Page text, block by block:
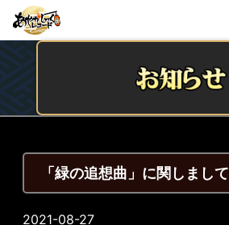
「緑の追想曲」に関しまして
2021-08-27